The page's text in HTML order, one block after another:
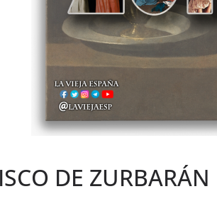
DE ZURBARÁN